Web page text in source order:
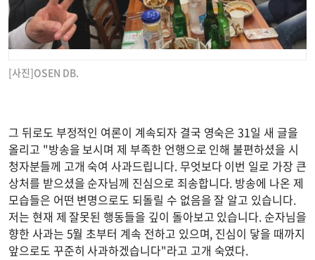
[사진]OSEN DB.
그 뒤로도 부정적인 여론이 계속되자 결국 영숙은 31일 새 글을
올리고 "방송을 보시며 제 부족한 언행으로 인해 불편하셨을 시
청자분들께 고개 숙여 사과드립니다. 무엇보다 이번 일로 가장 큰
상처를 받으셨을 순자님께 진심으로 죄송합니다. 방송에 나온 제
모습들은 어떤 변명으로도 되돌릴 수 없음을 잘 알고 있습니다.
저는 현재 제 잘못된 행동들을 깊이 돌아보고 있습니다. 순자님을
향한 사과는 5월 초부터 계속 전하고 있으며, 진심이 닿을 때까지
앞으로도 꾸준히 사과하겠습니다"라고 고개 숙였다.